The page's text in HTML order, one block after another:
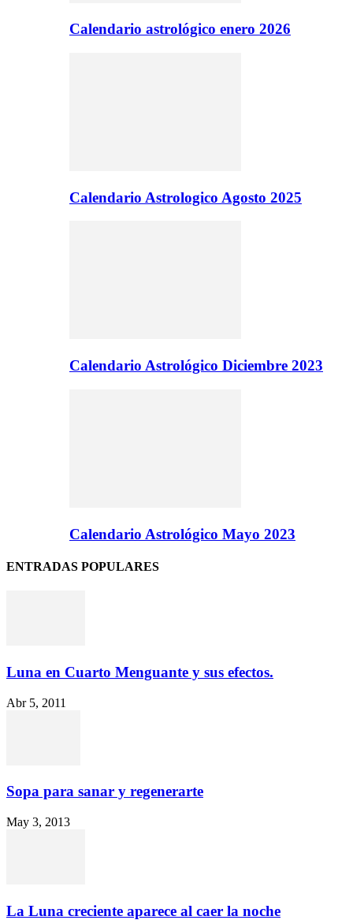
Calendario astrológico enero 2026
Calendario Astrologico Agosto 2025
Calendario Astrológico Diciembre 2023
Calendario Astrológico Mayo 2023
ENTRADAS POPULARES
Luna en Cuarto Menguante y sus efectos.
Abr 5, 2011
Sopa para sanar y regenerarte
May 3, 2013
La Luna creciente aparece al caer la noche